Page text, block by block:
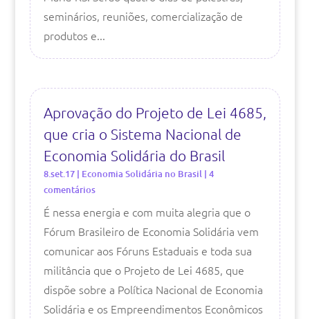
seminários, reuniões, comercialização de
produtos e...
Aprovação do Projeto de Lei 4685,
que cria o Sistema Nacional de
Economia Solidária do Brasil
8.set.17| Economia Solidária no Brasil | 4
comentários
É nessa energia e com muita alegria que o
Fórum Brasileiro de Economia Solidária vem
comunicar aos Fóruns Estaduais e toda sua
militância que o Projeto de Lei 4685, que
dispõe sobre a Política Nacional de Economia
Solidária e os Empreendimentos Econômicos